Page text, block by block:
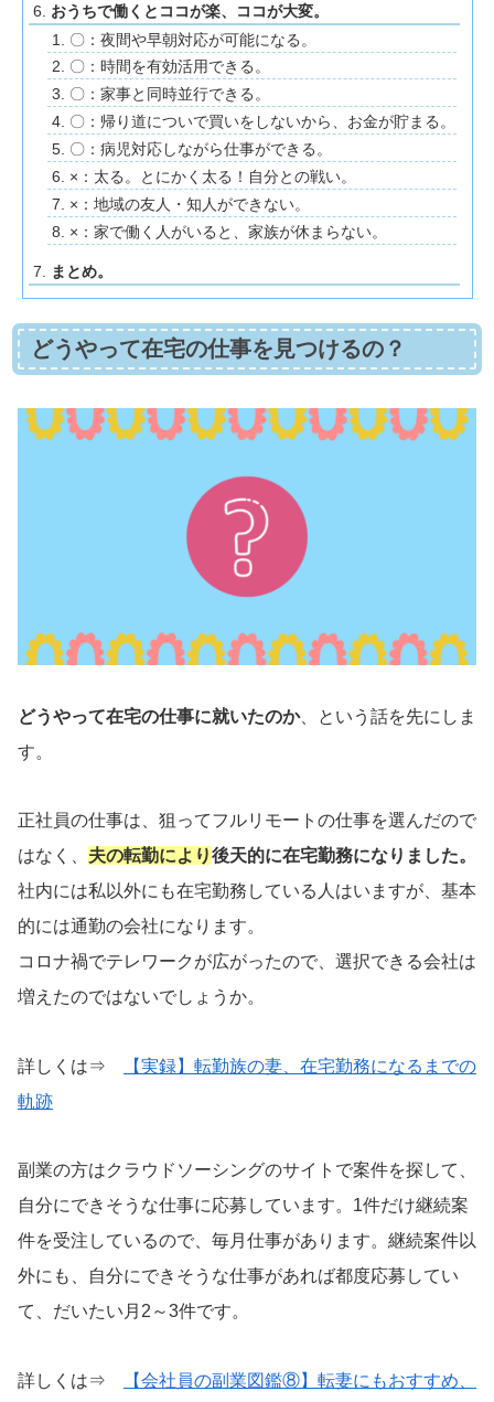
おうちで働くとココが楽、ココが大変。
〇：夜間や早朝対応が可能になる。
〇：時間を有効活用できる。
〇：家事と同時並行できる。
〇：帰り道についで買いをしないから、お金が貯まる。
〇：病児対応しながら仕事ができる。
×：太る。とにかく太る！自分との戦い。
×：地域の友人・知人ができない。
×：家で働く人がいると、家族が休まらない。
まとめ。
どうやって在宅の仕事を見つけるの？
どうやって在宅の仕事に就いたのか、という話を先にしま
す。
正社員の仕事は、狙ってフルリモートの仕事を選んだので
はなく、 夫の転勤により後天的に在宅勤務になりました。
社内には私以外にも在宅勤務している人はいますが、基本
的には通勤の会社になります。
コロナ禍でテレワークが広がったので、選択できる会社は
増えたのではないでしょうか。
詳しくは⇒
【実録】転勤族の妻、在宅勤務になるまでの
軌跡
副業の方はクラウドソーシングのサイトで案件を探して、
自分にできそうな仕事に応募しています。1件だけ継続案
件を受注しているので、毎月仕事があります。継続案件以
外にも、自分にできそうな仕事があれば都度応募してい
て、だいたい月2～3件です。
詳しくは⇒ 【会社員の副業図鑑⑧】転妻にもおすすめ、